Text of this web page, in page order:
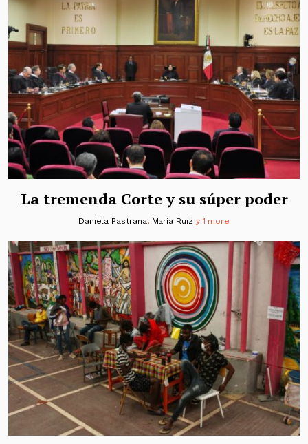
La tremenda Corte y su súper poder
Daniela Pastrana, María Ruiz y 1 more